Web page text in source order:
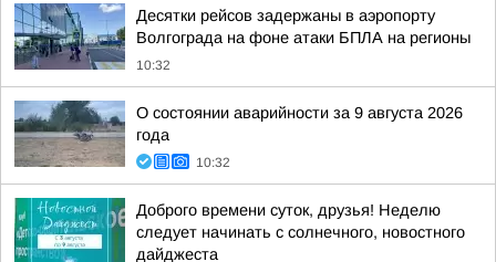
Десятки рейсов задержаны в аэропорту
Волгограда на фоне атаки БПЛА на регионы
10:32
О состоянии аварийности за 9 августа 2026
года
10:32
Доброго времени суток, друзья! Неделю
следует начинать с солнечного, новостного
дайджеста